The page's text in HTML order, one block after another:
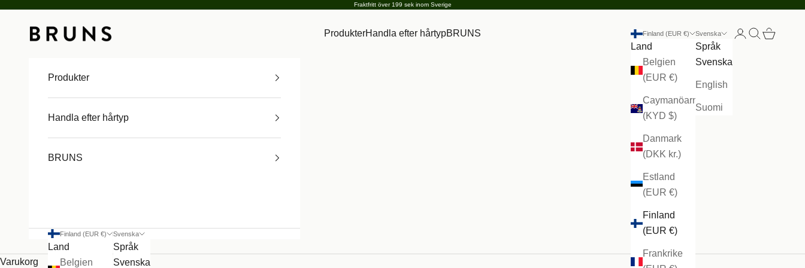
Fraktfritt över 199 sek inom Sverige
BRUNS ProdukterHandla efter hårtypBRUNS Finland (EUR €)
Land
Belgien
(EUR €)
Caymanöarna
(KYD $)
Danmark
(DKK kr.)
Estland
(EUR €)
Finland
(EUR €)
Frankrike
Svenska
Språk
Svenska
English
Suomi
Öppna
Öppna sök
Öppna
Produkter
Handla efter hårtyp
BRUNS
Finland (EUR €)
Land
Belgien
Svenska
Språk
Svenska
Varukorg
SOMMARFAVORITER